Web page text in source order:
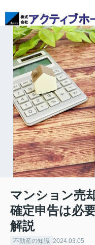
マンション売
確定申告は必
解説
不動産の知識 2024.03.05